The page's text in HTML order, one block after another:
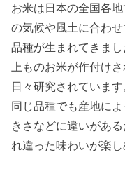
お米は日本の全国各
の気候や風土に合わ
品種が生まれてきま
上ものお米が作付け
日々研究されています
同じ品種でも産地に
きさなどに違いがあ
れ違った味わいが楽し